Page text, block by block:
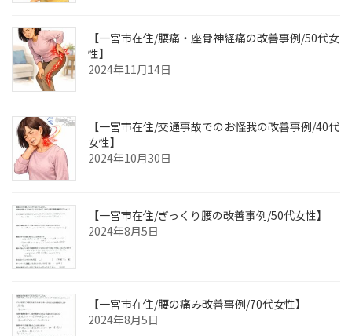
【一宮市在住/腰痛・座骨神経痛の改善事例/50代女
性】
2024年11月14日
【一宮市在住/交通事故でのお怪我の改善事例/40代
女性】
2024年10月30日
【一宮市在住/ぎっくり腰の改善事例/50代女性】
2024年8月5日
【一宮市在住/腰の痛み改善事例/70代女性】
2024年8月5日